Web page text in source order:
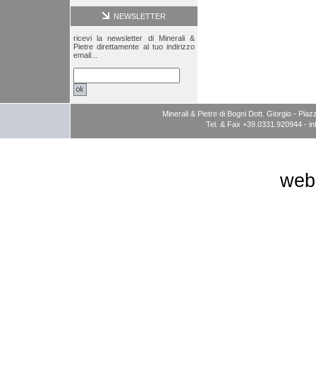
NEWSLETTER
ricevi la newsletter di Minerali &
Pietre direttamente al tuo indirizzo
email...
Minerali & Pietre di Bogni Dott. Giorgio -
Tel. & Fax +39.0331.920944 -